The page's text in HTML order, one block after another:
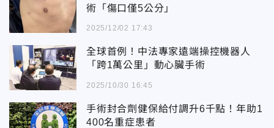
術「傷口僅5公分」
2025/12/02 17:43
全球首例！中法專家遠端操控機器人
「跨1萬公里」動心臟手術
2025/10/30 16:45
手術封合劑健保給付調升6千點！年助1
400名重症患者